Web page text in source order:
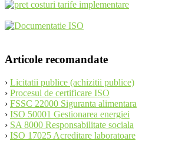
Articole recomandate
› Licitatii publice (achizitii publice)
› Procesul de certificare ISO
› FSSC 22000 Siguranta alimentara
› ISO 50001 Gestionarea energiei
› SA 8000 Responsabilitate sociala
› ISO 17025 Acreditare laboratoare